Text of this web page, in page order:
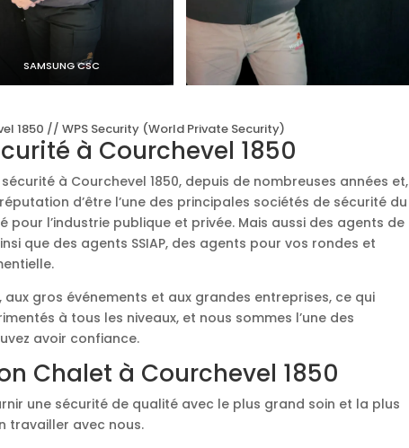
SAMSUNG CSC
1850 // WPS Security (World Private Security)
à Courchevel 1850
à Courchevel 1850, depuis de nombreuses années et,
d’être l’une des principales sociétés de sécurité du
l’industrie publique et privée. Mais aussi des agents de
que des agents SSIAP, des agents pour vos rondes et
gros événements et aux grandes entreprises, ce qui
à tous les niveaux, et nous sommes l’une des
avoir confiance.
Chalet à Courchevel 1850
une sécurité de qualité avec le plus grand soin et la plus
travailler avec nous.